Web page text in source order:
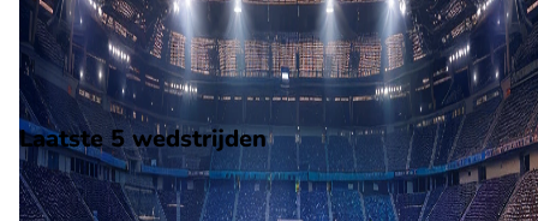
wedstrijd wordt afgetrapt om 17:30 en wordt gespeeld in de
National.
Stadion: Onbekend
Scheidsrechter: Onbekend
Laatste 5 wedstrijden
H2H
Sochaux
Le Puy